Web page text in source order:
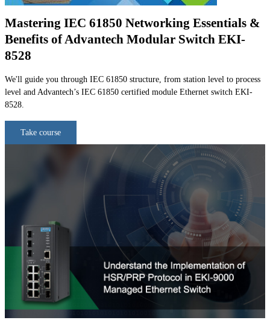
Mastering IEC 61850 Networking Essentials &
Benefits of Advantech Modular Switch EKI-
8528
We'll guide you through IEC 61850 structure, from station level to process
level and Advantech’s IEC 61850 certified module Ethernet switch EKI-
8528.
Take course